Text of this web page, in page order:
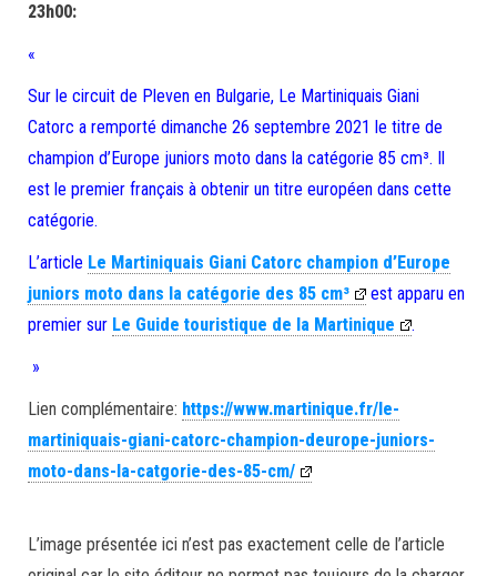
23h00:
«
Sur le circuit de Pleven en Bulgarie, Le Martiniquais Giani
Catorc a remporté dimanche 26 septembre 2021 le titre de
champion d’Europe juniors moto dans la catégorie 85 cm³. Il
est le premier français à obtenir un titre européen dans cette
catégorie.
L’article Le Martiniquais Giani Catorc champion d’Europe
juniors moto dans la catégorie des 85 cm³
est apparu en
premier sur Le Guide touristique de la Martinique
.
»
Lien complémentaire: https://www.martinique.fr/le-
martiniquais-giani-catorc-champion-deurope-juniors-
moto-dans-la-catgorie-des-85-cm/
L’image présentée ici n’est pas exactement celle de l’article